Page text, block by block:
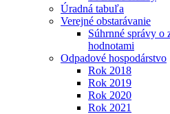
Úradná tabuľa
Verejné obstarávanie
Súhrnné správy o
hodnotami
Odpadové hospodárstvo
Rok 2018
Rok 2019
Rok 2020
Rok 2021